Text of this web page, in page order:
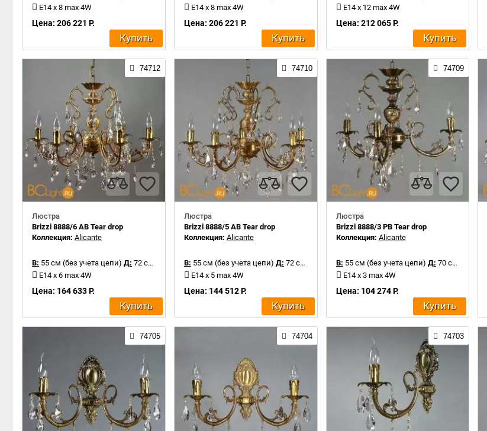
E14 x 8 max 4W
Цена: 206 221 Р.
Купить
E14 x 8 max 4W
Цена: 206 221 Р.
Купить
E14 x 12 max 4W
Цена: 212 065 Р.
Купить
74712
Люстра
Brizzi 8888/6 AB Tear drop
Коллекция: Alicante
В: 55 см (без учета цепи) Д: 72 см
E14 x 6 max 4W
Цена: 164 633 Р.
Купить
74710
Люстра
Brizzi 8888/5 AB Tear drop
Коллекция: Alicante
В: 55 см (без учета цепи) Д: 72 см
E14 x 5 max 4W
Цена: 144 512 Р.
Купить
74709
Люстра
Brizzi 8888/3 PB Tear drop
Коллекция: Alicante
В: 55 см (без учета цепи) Д: 70 см
E14 x 3 max 4W
Цена: 104 274 Р.
Купить
74705 74704 74703